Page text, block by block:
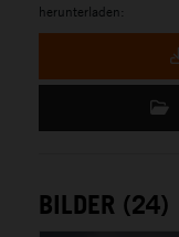
herunterladen:
BILDER (24)